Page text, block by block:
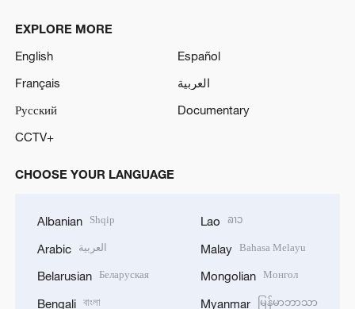
EXPLORE MORE
English
Español
Français
العربية
Русский
Documentary
CCTV+
CHOOSE YOUR LANGUAGE
Albanian Shqip
Arabic العربية
Belarusian Беларуская
Bengali বাংলা
Lao ລາວ
Malay Bahasa Melayu
Mongolian Монгол
Myanmar မြန်မာဘာသာ